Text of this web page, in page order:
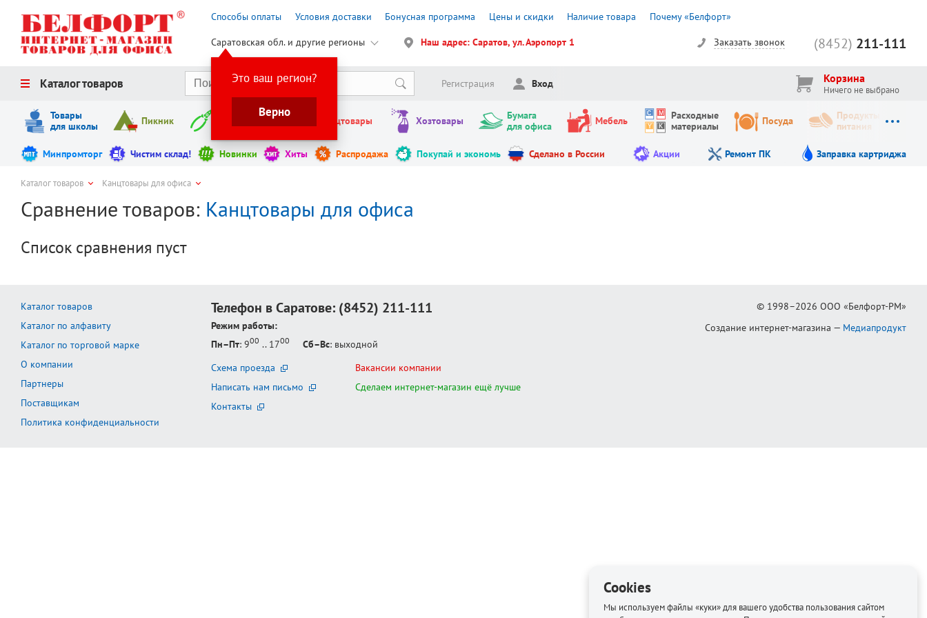
Способы оплаты Условия доставки Бонусная программа Цены и скидки Наличие товара Почему «Белфорт»
Саратовская обл. и другие регионы
Это ваш регион?
Верно
Наш адрес: Саратов, ул. Аэропорт 1 (8452) 211-111
Заказать звонок
Каталог товаров Регистрация Вход Корзина
Ничего не выбрано
Товары
для школы
Пикник Инструменты Канцтовары Хозтовары
Бумага
для офиса
Мебель
Расходные
материалы
Посуда
Продукты
питания
Минпромторг Чистим склад! Новинки Хиты Распродажа Покупай и экономь Сделано в России Акции Ремонт ПК Заправка картриджа
Каталог товаров Канцтовары для офиса
Сравнение товаров: Канцтовары для офиса
Список сравнения пуст
Каталог товаров
Каталог по алфавиту
Каталог по торговой марке
О компании
Партнеры
Поставщикам
Политика конфиденциальности
Телефон в Саратове: (8452) 211-111
Режим работы:
Пн–Пт: 900 .. 1700 Сб–Вс: выходной
Схема проезда
Написать нам письмо
Контакты
Вакансии компании
Сделаем интернет-магазин ещё лучше
© 1998–2026 ООО «Белфорт-РМ»
Создание интернет-магазина — Медиапродукт
Cookies
Мы используем файлы «куки» для вашего удобства пользования сайтом